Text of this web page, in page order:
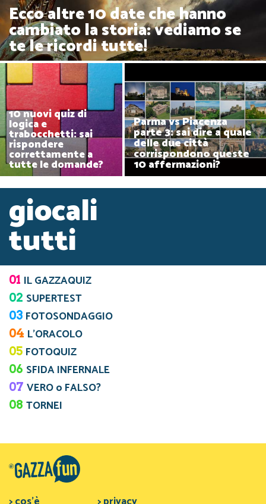
Ecco altre 10 date che hanno
cambiato la storia: vediamo se
te le ricordi tutte!
10 nuovi quiz di
logica e
trabocchetti: sai
rispondere
correttamente a
tutte le domande?
Parma vs Piacenza
parte 3: sai dire a quale
delle due città
corrispondono queste
10 affermazioni?
giocali
tutti
01 IL GAZZAQUIZ
02 SUPERTEST
03 FOTOSONDAGGIO
04 L’ORACOLO
05 FOTOQUIZ
06 SFIDA INFERNALE
07 VERO o FALSO?
08 TORNEI